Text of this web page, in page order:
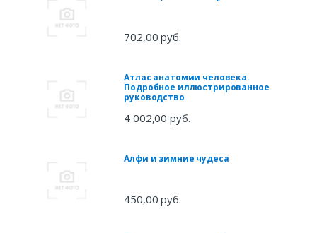
702,00 руб.
Атлас анатомии человека.
Подробное иллюстрированное
руководство
4 002,00 руб.
Алфи и зимние чудеса
450,00 руб.